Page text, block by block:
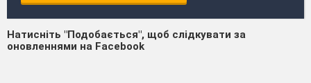
Натисніть "Подобається", щоб слідкувати за
оновленнями на Facebook